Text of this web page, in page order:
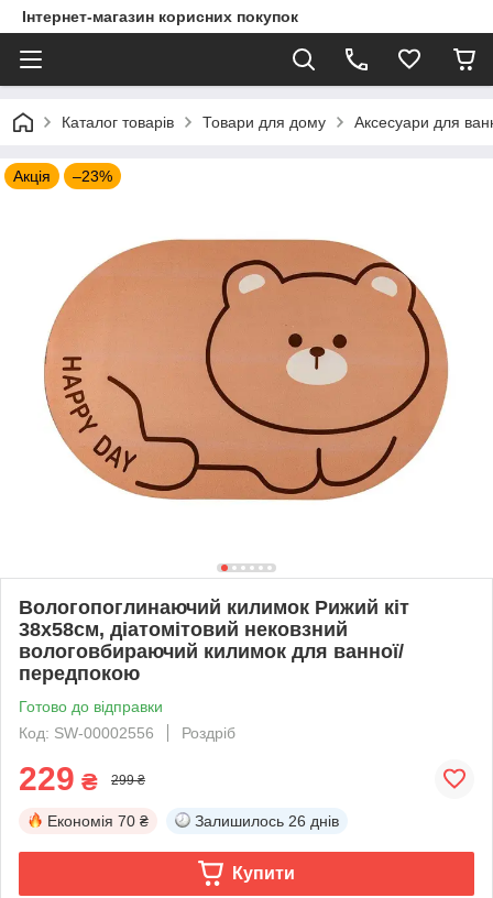
Інтернет-магазин корисних покупок
Каталог товарів Товари для дому Аксесуари для
Акція –23%
Вологопоглинаючий килимок Рижий кіт
38х58см, діатомітовий нековзний
вологовбираючий килимок для ванної/
передпокою
Готово до відправки
Код: SW-00002556
Роздріб
229 ₴ 299 ₴
Економія 70 ₴ Залишилось 26 днів
Купити